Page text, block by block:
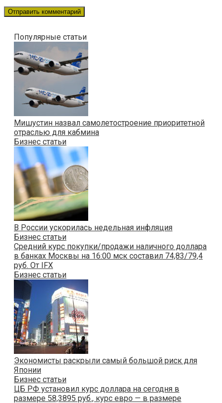
Популярные статьи
Мишустин назвал самолетостроение приоритетной
отраслью для кабмина
Бизнес статьи
В России ускорилась недельная инфляция
Бизнес статьи
Cредний курс покупки/продажи наличного доллара
в банках Москвы на 16:00 мск составил 74,83/79,4
руб. От IFX
Бизнес статьи
Экономисты раскрыли самый большой риск для
Японии
Бизнес статьи
ЦБ РФ установил курс доллара на сегодня в
размере 58,3895 руб., курс евро — в размере